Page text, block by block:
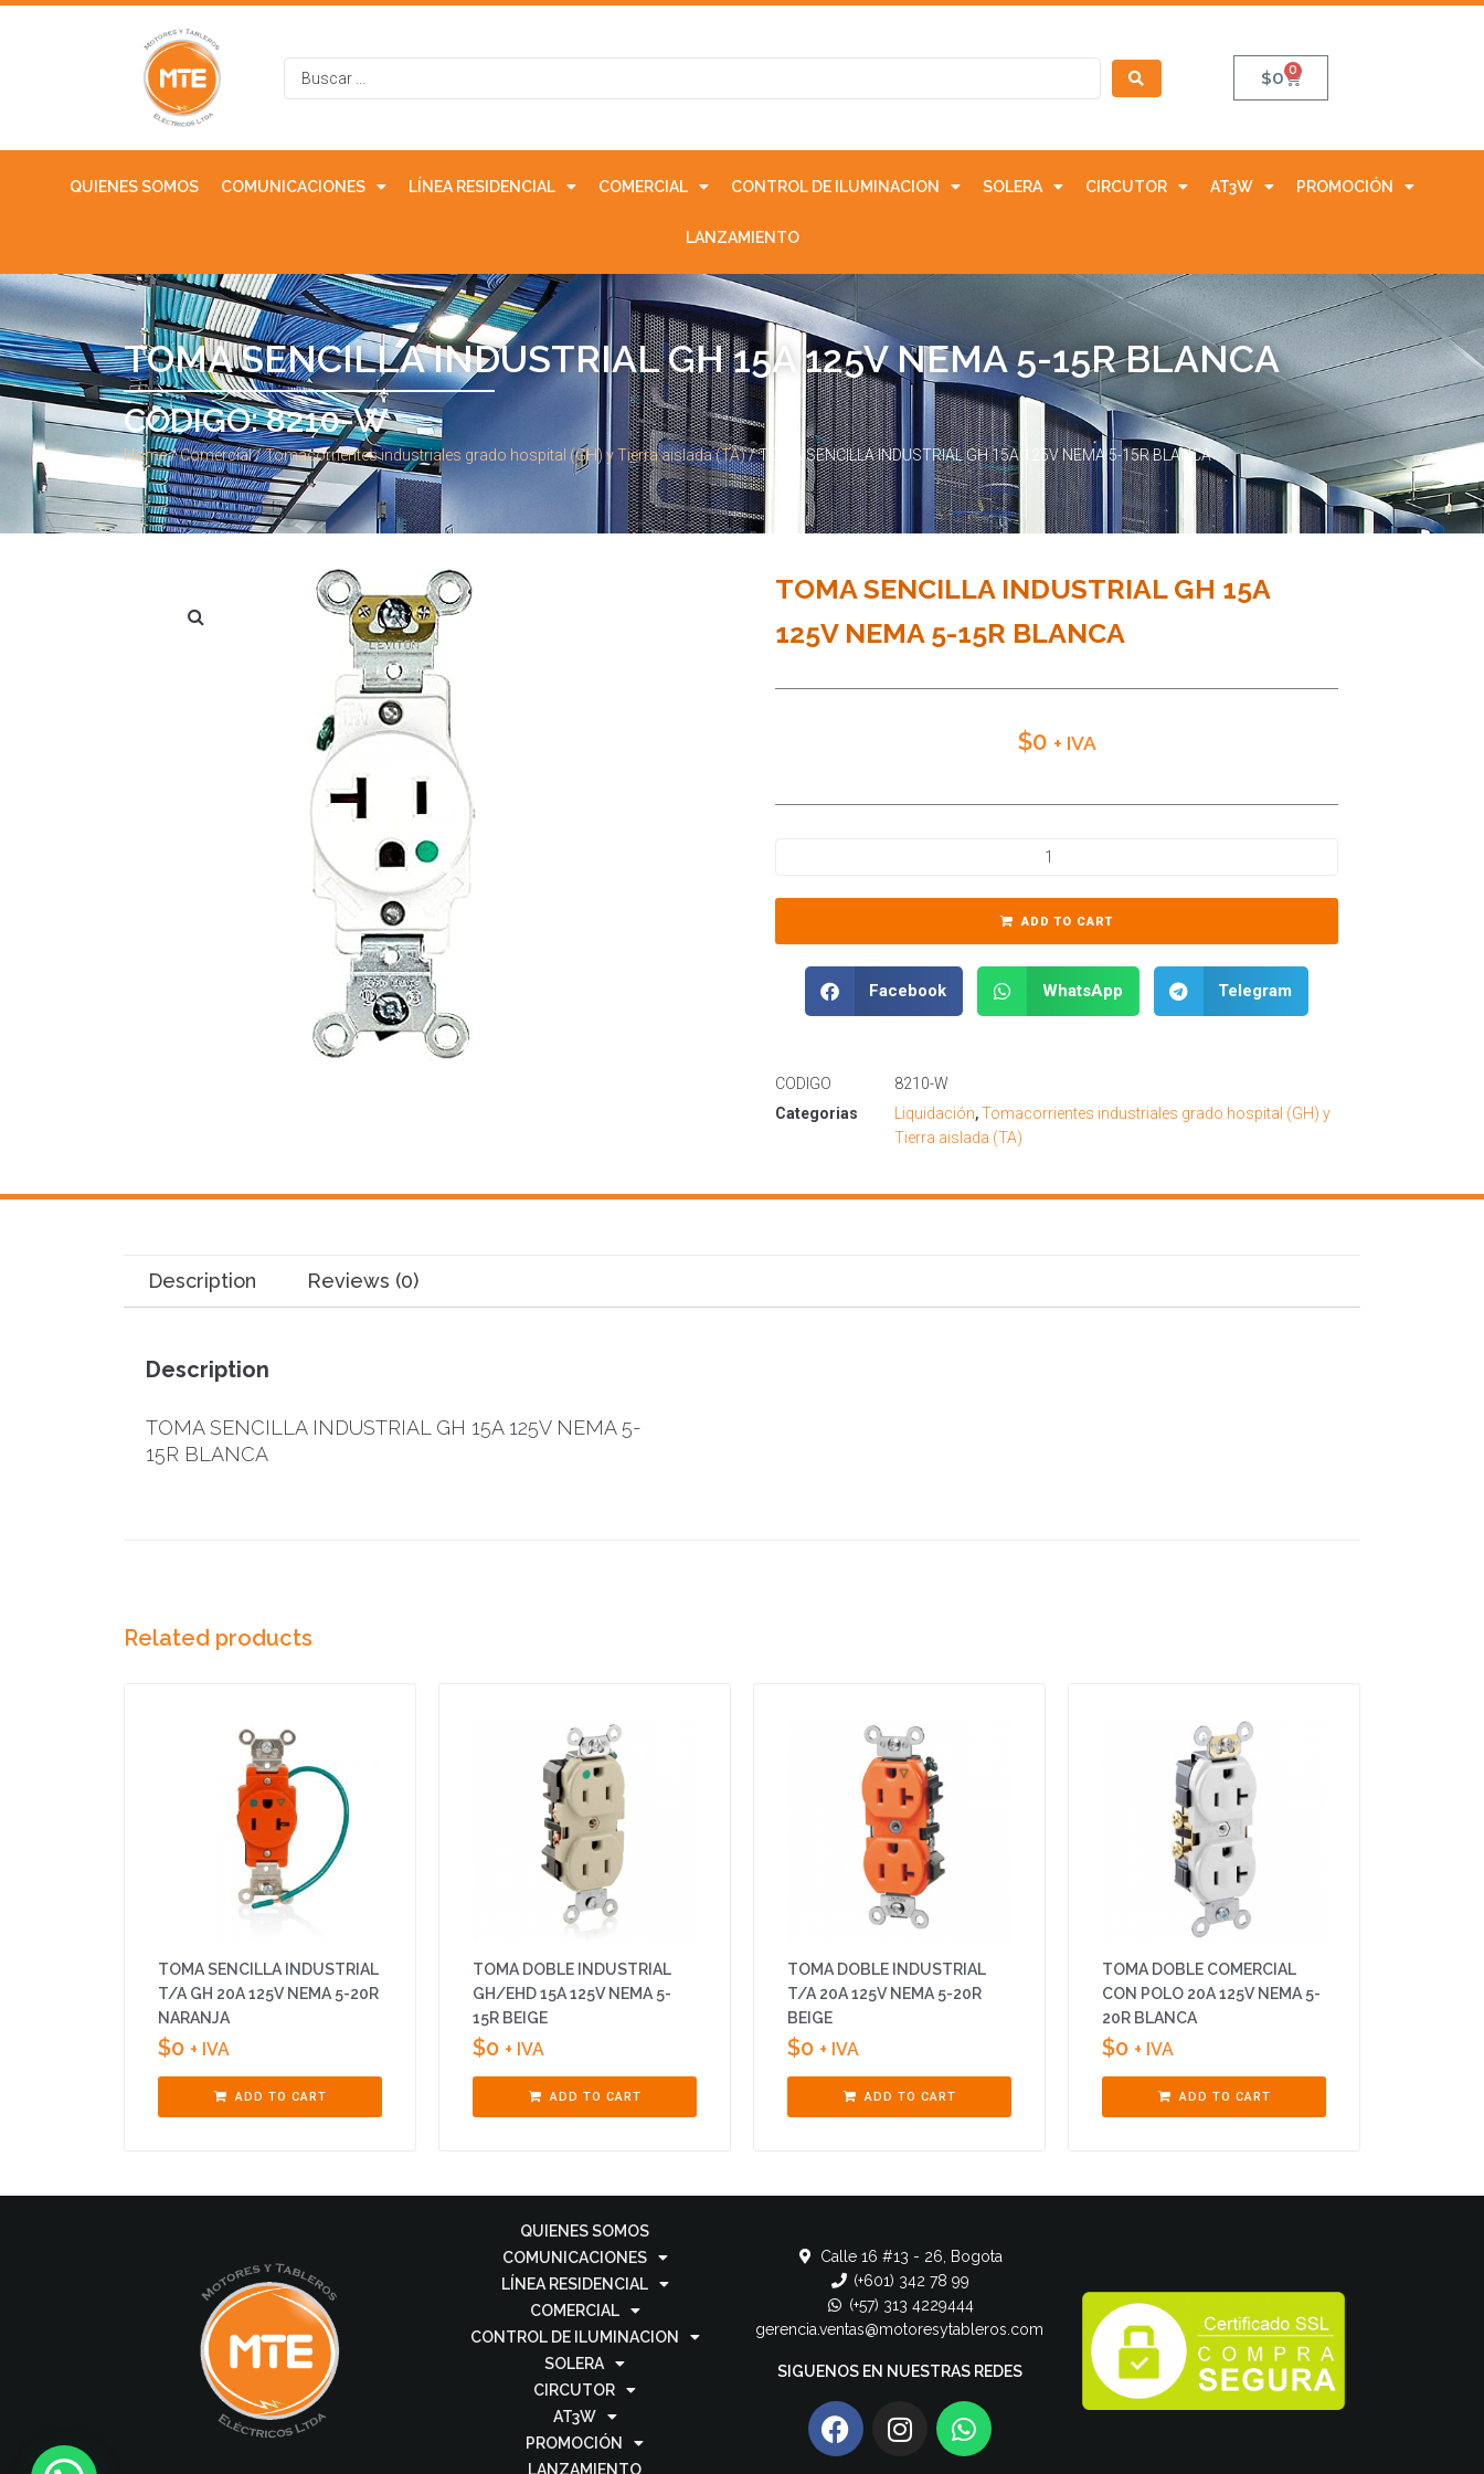
$0 0
QUIENES SOMOS COMUNICACIONES LÍNEA RESIDENCIAL COMERCIAL CONTROL DE ILUMINACION SOLERA CIRCUTOR AT3W PROMOCIÓN
LANZAMIENTO
TOMA SENCILLA INDUSTRIAL GH 15A 125V NEMA 5-15R BLANCA
CODIGO: 8210-W
Home/Comercial/Tomacorrientes industriales grado hospital (GH) y Tierra aislada (TA)/ TOMA SENCILLA INDUSTRIAL GH 15A 125V NEMA 5-15R BLANCA
TOMA SENCILLA INDUSTRIAL GH 15A
125V NEMA 5-15R BLANCA
$0 + IVA
ADD TO CART
Facebook WhatsApp Telegram
CODIGO
8210-W
Categorias
Liquidación,Tomacorrientes industriales grado hospital (GH) y
Tierra aislada (TA)
Description Reviews (0)
Description
TOMA SENCILLA INDUSTRIAL GH 15A 125V NEMA 5-
15R BLANCA
Related products
TOMA SENCILLA INDUSTRIAL
T/A GH 20A 125V NEMA 5-20R
NARANJA
$0 + IVA
ADD TO CART
TOMA DOBLE INDUSTRIAL
GH/EHD 15A 125V NEMA 5-
15R BEIGE
$0 + IVA
ADD TO CART
TOMA DOBLE INDUSTRIAL
T/A 20A 125V NEMA 5-20R
BEIGE
$0 + IVA
ADD TO CART
TOMA DOBLE COMERCIAL
CON POLO 20A 125V NEMA 5-
20R BLANCA
$0 + IVA
ADD TO CART
QUIENES SOMOS
COMUNICACIONES
LÍNEA RESIDENCIAL
COMERCIAL
CONTROL DE ILUMINACION
SOLERA
CIRCUTOR
AT3W
PROMOCIÓN
LANZAMIENTO
Calle 16 #13 - 26, Bogota
(+601) 342 78 99
(+57) 313 4229444
gerencia.ventas@motoresytableros.com
SIGUENOS EN NUESTRAS REDES